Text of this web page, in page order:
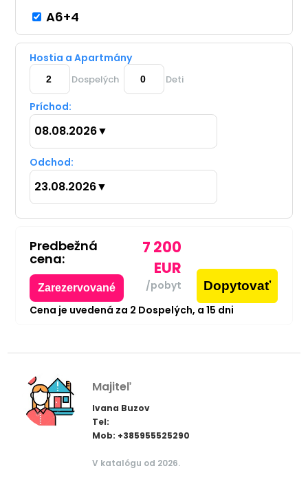
A6+4
Hostia a Apartmány
Dospelých Deti
Príchod:
08.08.2026▼
Odchod:
23.08.2026▼
Predbežná
cena:
Zarezervované
7 200
EUR
/pobyt Dopytovať
Cena je uvedená za 2 Dospelých, a 15 dni
Majiteľ
Ivana Buzov
Tel:
Mob: +385955525290
V katalógu od 2026.